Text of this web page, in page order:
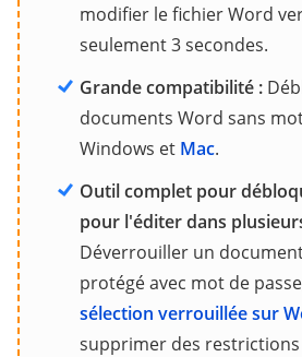
modifier le fichier Word
seulement 3 secondes.
Grande compatibilité :
documents Word sans
Windows et Mac.
Outil complet pour
pour l'éditer dans
Déverrouiller un
protégé avec mot de
sélection verrouillée sur
supprimer des